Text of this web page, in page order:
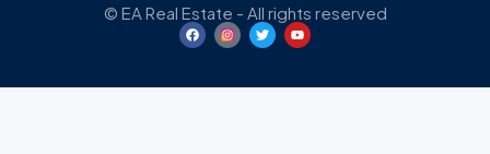
© EA Real Estate - All rights reserved